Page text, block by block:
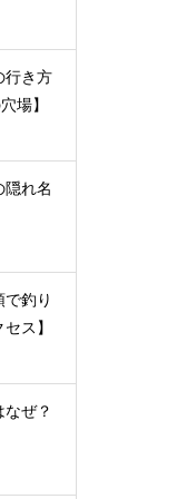
行き方
場】
隠れ名
釣り
ス】
ぜ？